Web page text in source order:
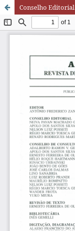
Conselho Editorial